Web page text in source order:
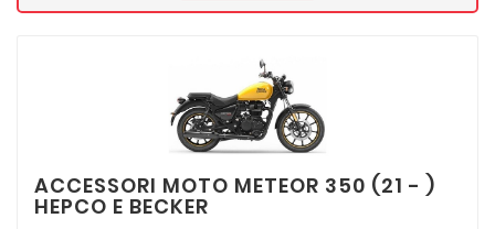
ACCESSORI MOTO METEOR 350 (21 - )
HEPCO E BECKER